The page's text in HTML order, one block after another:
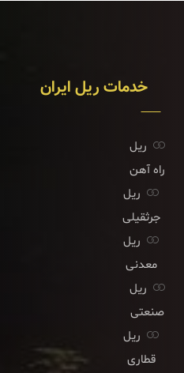
خدمات ریل ایران
ریل
راه آهن
ریل
جرثقیلی
ریل
معدنی
ریل
صنعتی
ریل
قطاری